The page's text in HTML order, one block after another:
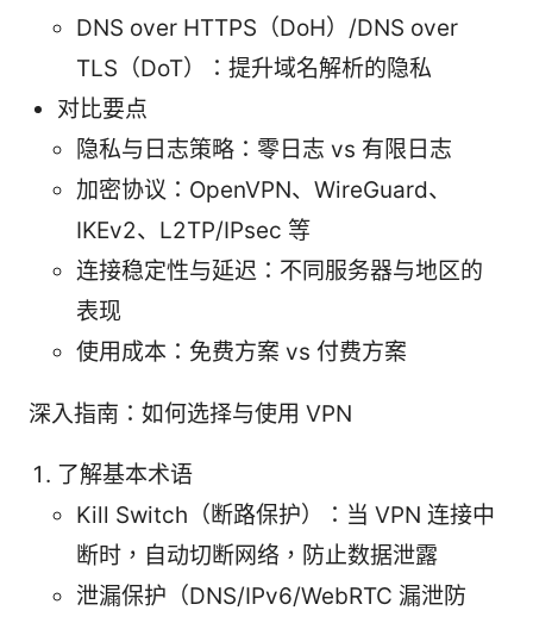
DNS over HTTPS（DoH）/DNS over
TLS（DoT）：提升域名解析的隐私
对比要点
隐私与日志策略：零日志 vs 有限日志
加密协议：OpenVPN、WireGuard、
IKEv2、L2TP/IPsec 等
连接稳定性与延迟：不同服务器与地区的
表现
使用成本：免费方案 vs 付费方案
深入指南：如何选择与使用 VPN
了解基本术语
Kill Switch（断路保护）：当 VPN 连接中
断时，自动切断网络，防止数据泄露
泄漏保护（DNS/IPv6/WebRTC 漏泄防